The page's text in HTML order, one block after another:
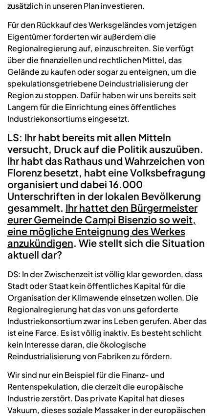
zusätzlich in unseren Plan investieren.
Für den Rückkauf des Werksgeländes vom jetzigen
Eigentümer forderten wir außerdem die
Regionalregierung auf, einzuschreiten. Sie verfügt
über die finanziellen und rechtlichen Mittel, das
Gelände zu kaufen oder sogar zu enteignen, um die
spekulationsgetriebene Deindustrialisierung der
Region zu stoppen. Dafür haben wir uns bereits seit
Langem für die Einrichtung eines öffentliches
Industriekonsortiums eingesetzt.
LS: Ihr habt bereits mit allen Mitteln
versucht, Druck auf die Politik auszuüben.
Ihr habt das Rathaus und Wahrzeichen von
Florenz besetzt, habt eine Volksbefragung
organisiert und dabei 16.000
Unterschriften in der lokalen Bevölkerung
gesammelt. Ihr hattet den Bürgermeister
eurer Gemeinde Campi Bisenzio so weit,
eine mögliche Enteignung des Werkes
anzukündigen. Wie stellt sich die Situation
aktuell dar?
DS: In der Zwischenzeit ist völlig klar geworden, dass
Stadt oder Staat kein öffentliches Kapital für die
Organisation der Klimawende einsetzen wollen. Die
Regionalregierung hat das von uns geforderte
Industriekonsortium zwar ins Leben gerufen. Aber das
ist eine Farce. Es ist völlig inaktiv. Es besteht schlicht
kein Interesse daran, die ökologische
Reindustrialisierung von Fabriken zu fördern.
Wir sind nur ein Beispiel für die Finanz- und
Rentenspekulation, die derzeit die europäische
Industrie zerstört. Das private Kapital hat dieses
Vakuum, dieses soziale Massaker in der europäischen